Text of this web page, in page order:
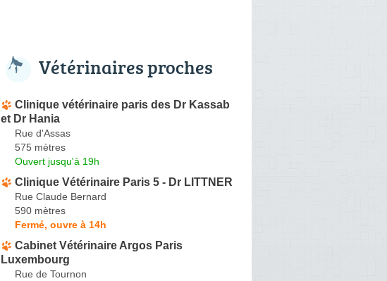
Vétérinaires proches
Clinique vétérinaire paris des Dr Kassab
et Dr Hania
Rue d'Assas
575 mètres
Ouvert jusqu'à 19h
Clinique Vétérinaire Paris 5 - Dr LITTNER
Rue Claude Bernard
590 mètres
Fermé, ouvre à 14h
Cabinet Vétérinaire Argos Paris
Luxembourg
Rue de Tournon